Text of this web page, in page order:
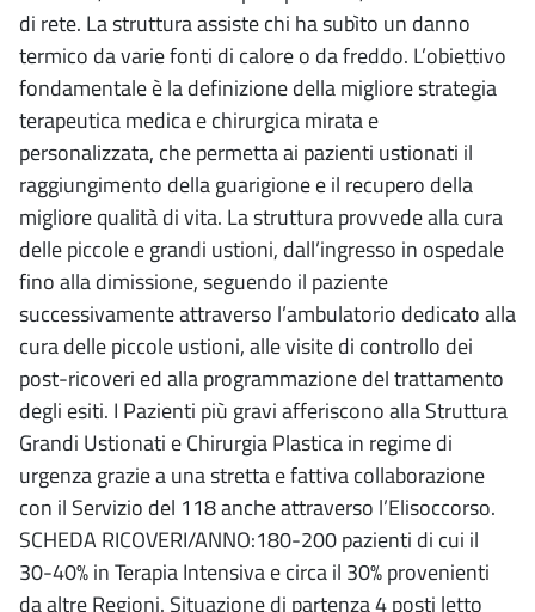
di rete. La struttura assiste chi ha subìto un danno
termico da varie fonti di calore o da freddo. L’obiettivo
fondamentale è la definizione della migliore strategia
terapeutica medica e chirurgica mirata e
personalizzata, che permetta ai pazienti ustionati il
raggiungimento della guarigione e il recupero della
migliore qualità di vita. La struttura provvede alla cura
delle piccole e grandi ustioni, dall’ingresso in ospedale
fino alla dimissione, seguendo il paziente
successivamente attraverso l’ambulatorio dedicato alla
cura delle piccole ustioni, alle visite di controllo dei
post-ricoveri ed alla programmazione del trattamento
degli esiti. I Pazienti più gravi afferiscono alla Struttura
Grandi Ustionati e Chirurgia Plastica in regime di
urgenza grazie a una stretta e fattiva collaborazione
con il Servizio del 118 anche attraverso l’Elisoccorso.
SCHEDA RICOVERI/ANNO:180-200 pazienti di cui il
30-40% in Terapia Intensiva e circa il 30% provenienti
da altre Regioni. Situazione di partenza 4 posti letto